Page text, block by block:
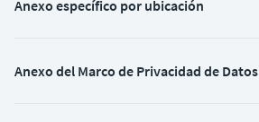
Anexo específico por ubicación
Anexo del Marco de Privacidad de Datos